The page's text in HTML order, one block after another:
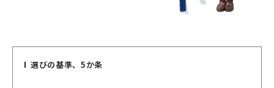
選びの基準、5か条